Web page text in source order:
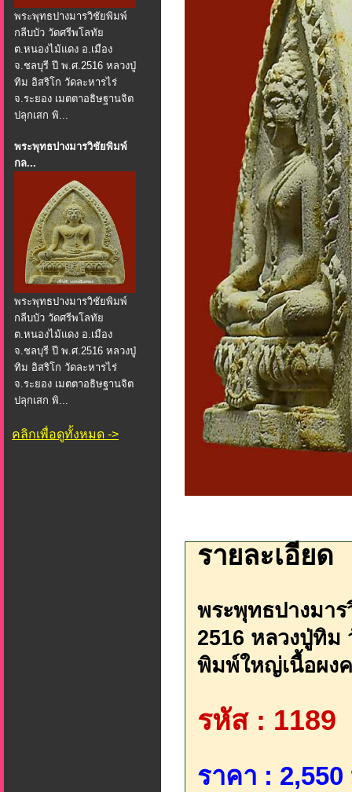
พระพุทธปางมารวิชัยพิมพ์
กลีบบัว วัดศรีพโลทัย
ต.หนองไม้แดง อ.เมือง
จ.ชลบุรี ปี พ.ศ.2516 หลวงปู่
ทิม อิสริโก วัดละหารไร่
จ.ระยอง เมตตาอธิษฐานจิต
ปลุกเสก พิ...
พระพุทธปางมารวิชัยพิมพ์
กล...
พระพุทธปางมารวิชัยพิมพ์
กลีบบัว วัดศรีพโลทัย
ต.หนองไม้แดง อ.เมือง
จ.ชลบุรี ปี พ.ศ.2516 หลวงปู่
ทิม อิสริโก วัดละหารไร่
จ.ระยอง เมตตาอธิษฐานจิต
ปลุกเสก พิ...
คลิกเพื่อดูทั้งหมด ->
รายละเอียด
พระพุทธปางมา
2516 หลวงปู่ทิม
พิมพ์ใหญ่เนื้อผง
รหัส : 1189
ราคา :